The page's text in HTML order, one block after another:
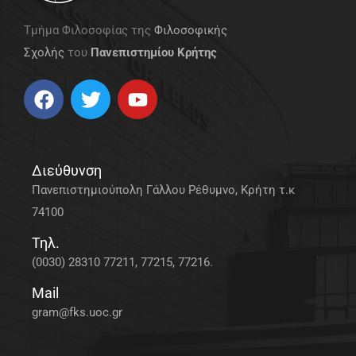
Τμήμα Φιλοσοφίας της Φιλοσοφικής
Σχολής του Πανεπιστημίου Κρήτης
Διεύθυνση
Πανεπιστημιούπολη Γάλλου Ρέθυμνο, Κρήτη τ.κ
74100
Τηλ.
(0030) 28310 77211, 77215, 77216.
Mail
gram@fks.uoc.gr